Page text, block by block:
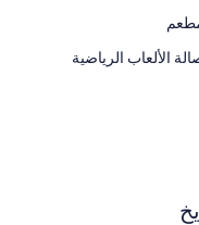
الألعاب الرياضية